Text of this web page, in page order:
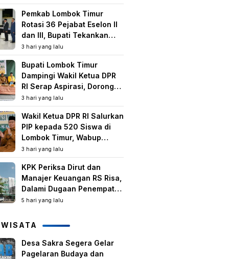
Tanjung Kenanga
Pemkab Lombok Timur
Rotasi 36 Pejabat Eselon II
dan III, Bupati Tekankan
Peningkatan Kinerja dan
Pelayanan Publik
3 hari yang lalu
Bupati Lombok Timur
Dampingi Wakil Ketua DPR
RI Serap Aspirasi, Dorong
Program Strategis untuk
Kesejahteraan Masyarakat
3 hari yang lalu
Wakil Ketua DPR RI Salurkan
PIP kepada 520 Siswa di
Lombok Timur, Wabup
Tekankan Pentingnya
Pendidikan dan
Pencegahan Perkawinan
Anak
3 hari yang lalu
KPK Periksa Dirut dan
Manajer Keuangan RS Risa,
Dalami Dugaan Penempatan
Dana Rp2,25 Miliar oleh
5 hari yang lalu
Desa Sakra Segera Gelar
Pagelaran Budaya dan